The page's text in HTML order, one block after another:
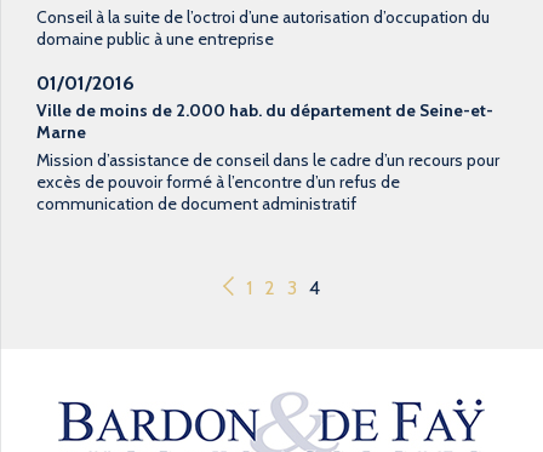
Conseil à la suite de l’octroi d’une autorisation d’occupation du
domaine public à une entreprise
01/01/2016
Ville de moins de 2.000 hab. du département de Seine-et-
Marne
Mission d’assistance de conseil dans le cadre d’un recours pour
excès de pouvoir formé à l’encontre d’un refus de
communication de document administratif
1 2 3 4